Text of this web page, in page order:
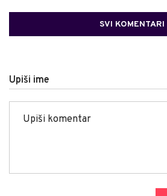
SVI KOMENTARI
Upiši ime